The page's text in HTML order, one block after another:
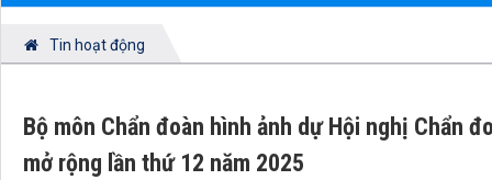
Tin hoạt động
Bộ môn Chẩn đoàn hình ảnh dự Hội nghị Chẩn
mở rộng lần thứ 12 năm 2025